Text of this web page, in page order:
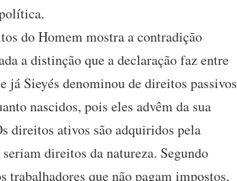
do Homem mostra a contradição
a distinção que a declaração faz entre
Sieyés denominou de direitos passivos
nascidos, pois eles advêm da sua
direitos ativos são adquiridos pela
direitos da natureza. Segundo
trabalhadores que não pagam impostos,